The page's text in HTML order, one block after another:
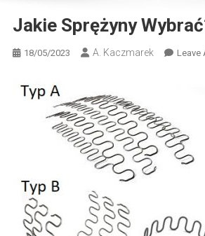
Jakie Sprężyny
18/05/2023 A. Kaczmarek Leave